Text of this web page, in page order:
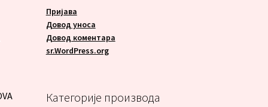
Пријава
Довод уноса
Довод коментара
sr.WordPress.org
Категорије производа